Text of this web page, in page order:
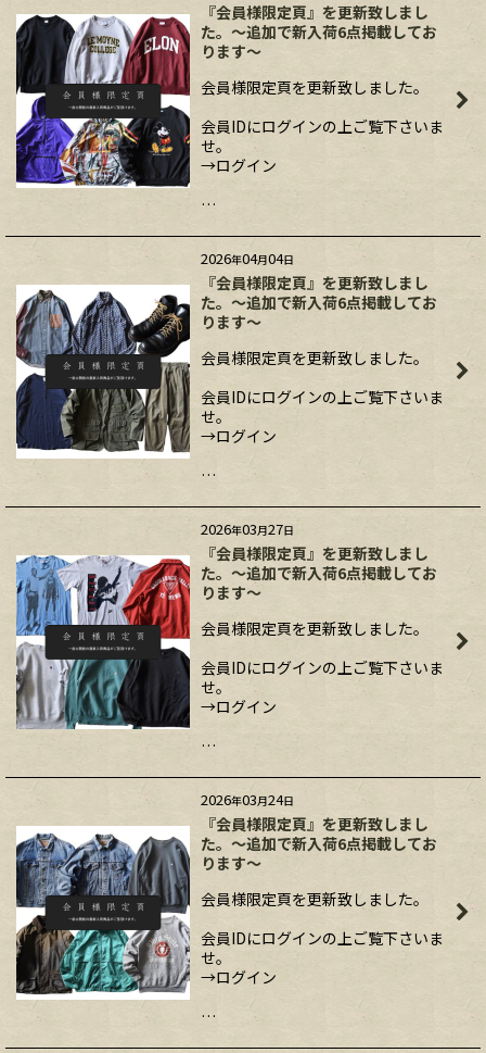
『会員様限定頁』を更新致しまし
た。～追加で新入荷6点掲載してお
ります～
会員様限定頁を更新致しました。
会員IDにログインの上ご覧下さいま
せ。
→ログイン
…
2026年04月04日
『会員様限定頁』を更新致しまし
た。～追加で新入荷6点掲載してお
ります～
会員様限定頁を更新致しました。
会員IDにログインの上ご覧下さいま
せ。
→ログイン
…
2026年03月27日
『会員様限定頁』を更新致しまし
た。～追加で新入荷6点掲載してお
ります～
会員様限定頁を更新致しました。
会員IDにログインの上ご覧下さいま
せ。
→ログイン
…
2026年03月24日
『会員様限定頁』を更新致しまし
た。～追加で新入荷6点掲載してお
ります～
会員様限定頁を更新致しました。
会員IDにログインの上ご覧下さいま
せ。
→ログイン
…